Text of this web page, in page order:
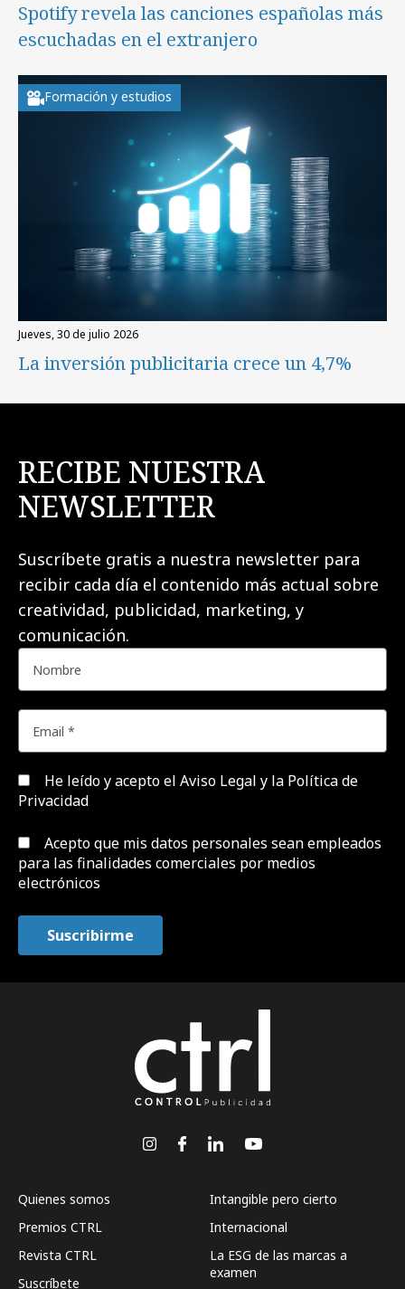
Spotify revela las canciones españolas más
escuchadas en el extranjero
Formación y estudios
jueves, 30 de julio 2026
La inversión publicitaria crece un 4,7%
RECIBE NUESTRA
NEWSLETTER
Suscríbete gratis a nuestra newsletter para
recibir cada día el contenido más actual sobre
creatividad, publicidad, marketing, y
comunicación.
He leído y acepto el Aviso Legal y la Política de
Privacidad
Acepto que mis datos personales sean empleados
para las finalidades comerciales por medios
electrónicos
Quienes somos
Premios CTRL
Revista CTRL
Suscríbete
Intangible pero cierto
Internacional
La ESG de las marcas a
examen